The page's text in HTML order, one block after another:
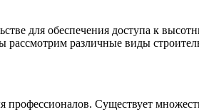
для обеспечения доступа к
различные виды
Существует